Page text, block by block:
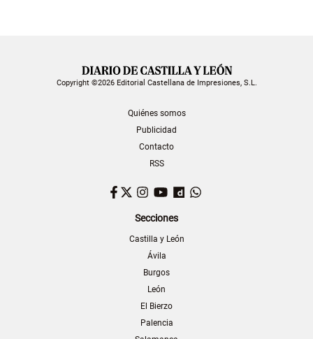
Copyright ©2026 Editorial Castellana de Impresiones, S.L.
Quiénes somos
Publicidad
Contacto
RSS
Facebook
TwitterInstagram
YouTubeDailymotion
Secciones
Castilla y León
Ávila
Burgos
León
El Bierzo
Palencia